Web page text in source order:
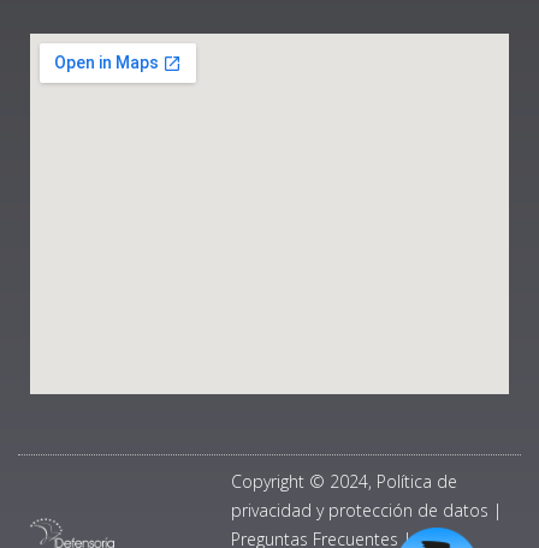
Copyright © 2024, Política de
privacidad y protección de datos |
Preguntas Frecuentes |